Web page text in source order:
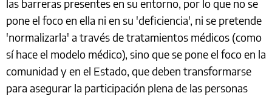
las barreras presentes en su entorno, por lo que no se
pone el foco en ella ni en su 'deficiencia', ni se pretende
'normalizarla' a través de tratamientos médicos (como
sí hace el modelo médico), sino que se pone el foco en la
comunidad y en el Estado, que deben transformarse
para asegurar la participación plena de las personas